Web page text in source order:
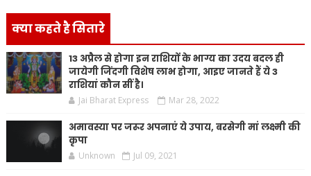
क्या कहते है सितारे
13 अप्रैल से होगा इन राशियों के भाग्य का उदय बदल ही
जायेगी जिंदगी विशेष लाभ होगा, आइए जानते हैं ये 3
राशियां कौन सीं है।
Jai Bharat Express Mar 28, 2022
अमावस्या पर जरूर अपनाएं ये उपाय, बरसेगी मां लक्ष्मी की
कृपा
Unknown Jul 09, 2021